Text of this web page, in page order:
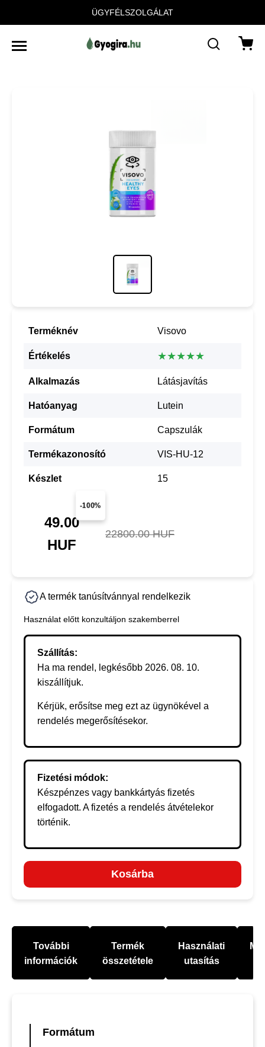
ÜGYFÉLSZOLGÁLAT
Terméknév Visovo
Értékelés ★★★★★
Alkalmazás Látásjavítás
Hatóanyag Lutein
Formátum Capszulák
Termékazonosító VIS-HU-12
Készlet 15
-100%
49.00
HUF
22800.00 HUF
A termék tanúsítvánnyal rendelkezik
Használat előtt konzultáljon szakemberrel
Szállítás:
Ha ma rendel, legkésőbb 2026. 08. 10.
kiszállítjuk.
Kérjük, erősítse meg ezt az ügynökével a
rendelés megerősítésekor.
Fizetési módok:
Készpénzes vagy bankkártyás fizetés
elfogadott. A fizetés a rendelés átvételekor
történik.
Kosárba
További
információk
Termék
összetétele
Használati
utasítás
Formátum